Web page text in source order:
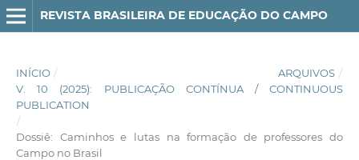
REVISTA BRASILEIRA DE EDUCAÇÃO DO CAMPO
INÍCIO / ARQUIVOS /
V. 10 (2025): PUBLICAÇÃO CONTÍNUA / CONTINUOUS
PUBLICATION
/
Dossiê: Caminhos e lutas na formação de professores do
Campo no Brasil